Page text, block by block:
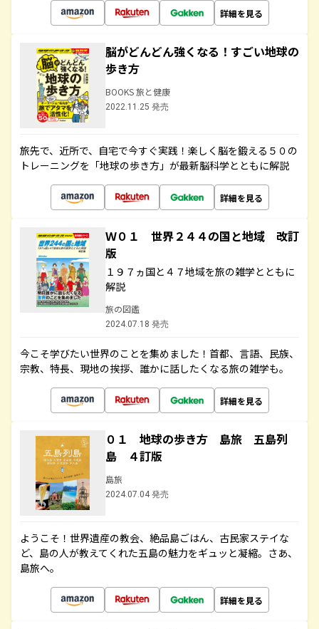
詳細を見る
脳がどんどん強くなる！すごい地球の
歩き方
BOOKS 旅と健康
2022.11.25 発売
旅先で、近所で、自宅で今すぐ実践！楽しく脳を鍛える５０の
トレーニングを「地球の歩き方」が最新脳科学とともに解説
詳細を見る
Ｗ０１ 世界２４４の国と地域 改訂
版
１９７ヵ国と４７地域を旅の雑学とともに
解説
旅の図鑑
2024.07.18 発売
今こそ学びたい世界のことを集めました！首都、言語、民族、
宗教、特長、現地の挨拶、誰かに話したくなる旅の雑学も。
詳細を見る
０１ 地球の歩き方 島旅 五島列
島 ４訂版
島旅
2024.07.04 発売
ようこそ！世界遺産の教会、絶品島ごはん、古民家ステイな
ど、島の人が教えてくれた五島の魅力をギュッと凝縮。さあ、
島旅へ。
詳細を見る